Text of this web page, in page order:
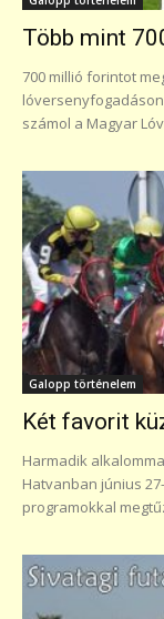
Több mint
700 millió forintot
számol a Magyar
Galopp történelem
Két favorit
Harmadik
Hatvanban június
programokkal